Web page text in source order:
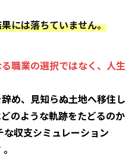
には落ちていません。
職業の選択ではなく、人生
め、見知らぬ土地へ移住し
のような軌跡をたどるのか
な収支シミュレーション